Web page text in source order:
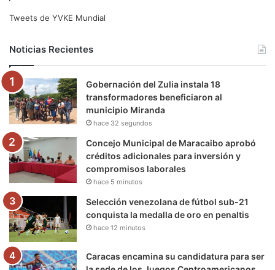
e
o
o
k
t
e
r
b
e
g
r
a
m
r
a
k
Tweets de YVKE Mundial
Noticias Recientes
Gobernación del Zulia instala 18
transformadores beneficiaron al
municipio Miranda
hace 32 segundos
Concejo Municipal de Maracaibo aprobó
créditos adicionales para inversión y
compromisos laborales
hace 5 minutos
Selección venezolana de fútbol sub-21
conquista la medalla de oro en penaltis
hace 12 minutos
Caracas encamina su candidatura para ser